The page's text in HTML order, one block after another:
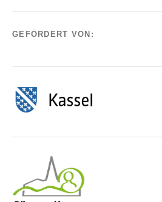
GEFÖRDERT VON: